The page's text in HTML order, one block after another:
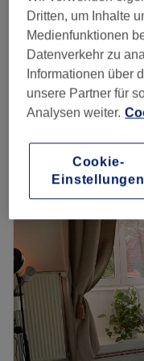
Body & Beauty
4,9
Innenstadt,
Auf Karte anzeigen
1 Std.
Schnellansicht
Montag
Mittwoch
Donnerstag
Freitag
Samstag
Sonntag
Deine Schönheit ist
Dritten, um Inhalte
Medienfunktionen
Datenverkehr zu
Informationen über
unsere Partner für
Analysen weiter.
Cookie-
Einstellungen